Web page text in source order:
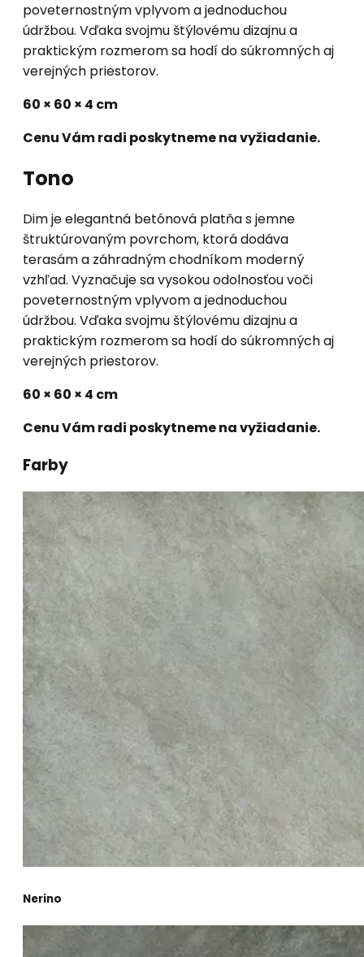
poveternostným vplyvom a jednoduchou
údržbou. Vďaka svojmu štýlovému dizajnu a
praktickým rozmerom sa hodí do súkromných aj
verejných priestorov.
60 × 60 × 4 cm
Cenu Vám radi poskytneme na vyžiadanie.
Tono
Dim je elegantná betónová platňa s jemne
štruktúrovaným povrchom, ktorá dodáva
terasám a záhradným chodníkom moderný
vzhľad. Vyznačuje sa vysokou odolnosťou voči
poveternostným vplyvom a jednoduchou
údržbou. Vďaka svojmu štýlovému dizajnu a
praktickým rozmerom sa hodí do súkromných aj
verejných priestorov.
60 × 60 × 4 cm
Cenu Vám radi poskytneme na vyžiadanie.
Farby
Nerino